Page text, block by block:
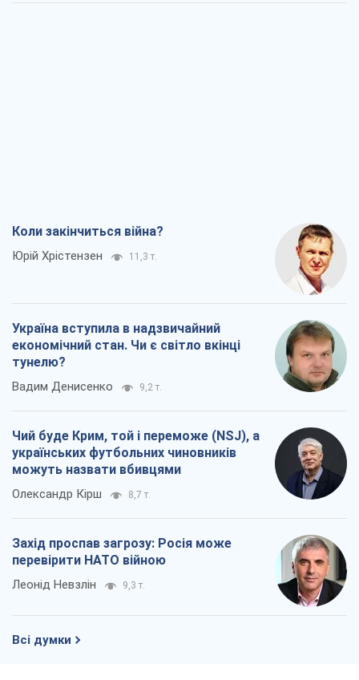
Коли закінчиться війна?
Юрій Хрістензен 11,3 т.
Україна вступила в надзвичайний
економічний стан. Чи є світло вкінці
тунелю?
Вадим Денисенко 9,2 т.
Чий буде Крим, той і переможе (NSJ), а
українських футбольних чиновників
можуть назвати вбивцями
Олександр Кірш 8,7 т.
Захід проспав загрозу: Росія може
перевірити НАТО війною
Леонід Невзлін 9,3 т.
Всі думки